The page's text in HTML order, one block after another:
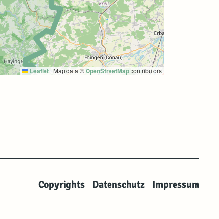
Leaflet | Map data ©OpenStreetMapcontributors
Impressum
Datenschutz
Copyrights